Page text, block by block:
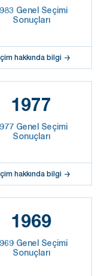
Genel Seçimi
Sonuçları
hakkında bilgi
1977
Genel Seçimi
Sonuçları
hakkında bilgi
1969
Genel Seçimi
Sonuçları